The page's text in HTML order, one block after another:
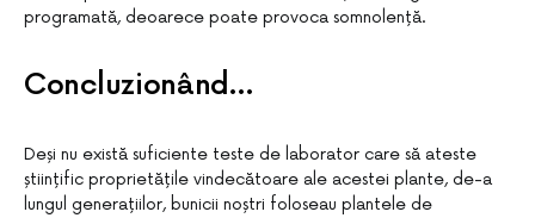
programată, deoarece poate provoca somnolență.
Concluzionând…
Deși nu există suficiente teste de laborator care să ateste
științific proprietățile vindecătoare ale acestei plante, de-a
lungul generațiilor, bunicii noștri foloseau plantele de